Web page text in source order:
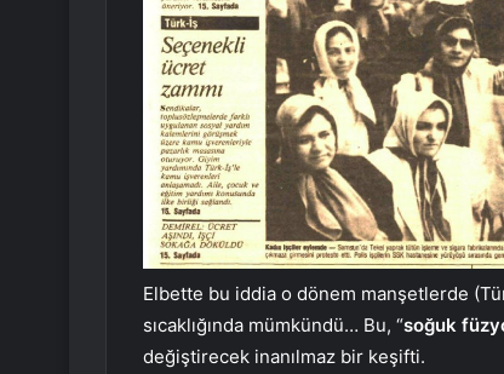
Elbette bu iddia o dönem manşetlerde
sıcaklığında mümkündü… Bu, “soğuk
değiştirecek inanılmaz bir keşifti.